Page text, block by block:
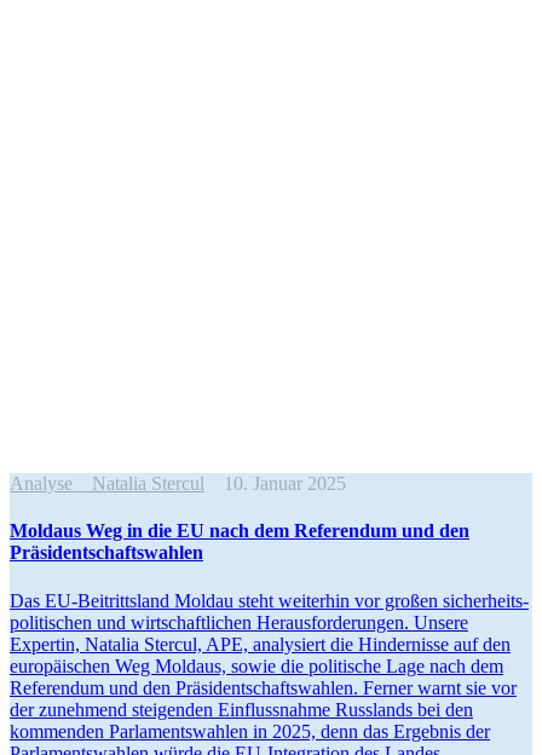
Analyse Natalia Stercul 10. Januar 2025
Moldaus Weg in die EU nach dem Referendum und den
Präsidentschaftswahlen
Das EU-Beitrittsland Moldau steht weiterhin vor großen sicher­heits­
po­li­ti­schen und wirtschaft­lichen Heraus­for­de­rungen. Unsere
Expertin, Natalia Stercul, APE, analy­siert die Hinder­nisse auf den
europäi­schen Weg Moldaus, sowie die politische Lage nach dem
Referendum und den Präsi­dent­schafts­wahlen. Ferner warnt sie vor
der zunehmend steigenden Einfluss­nahme Russlands bei den
kommenden Parla­ments­wahlen in 2025, denn das Ergebnis der